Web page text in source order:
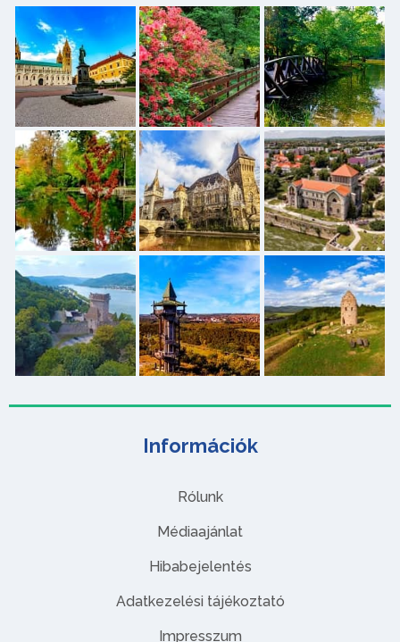
Információk
Rólunk
Médiaajánlat
Hibabejelentés
Adatkezelési tájékoztató
Impresszum